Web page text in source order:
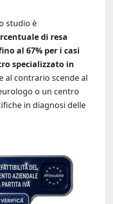
studio è
di resa
al 67% per i casi
specializzato in
e al contrario scende al
o un centro
in diagnosi delle